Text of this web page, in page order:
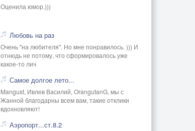
Оценила юмор.)))
Любовь на раз
Очень "на любителя". Но мне понравилось. ))) И
отнюдь не потому, что сформировалось уже
какое-то лич
Самое долгое лето...
Mangust, Ивлев Василий, OrangutanG, мы с
Жанной благодарны всем вам, такие отклики
вдохновляют!
Аэропорт...ст.8.2